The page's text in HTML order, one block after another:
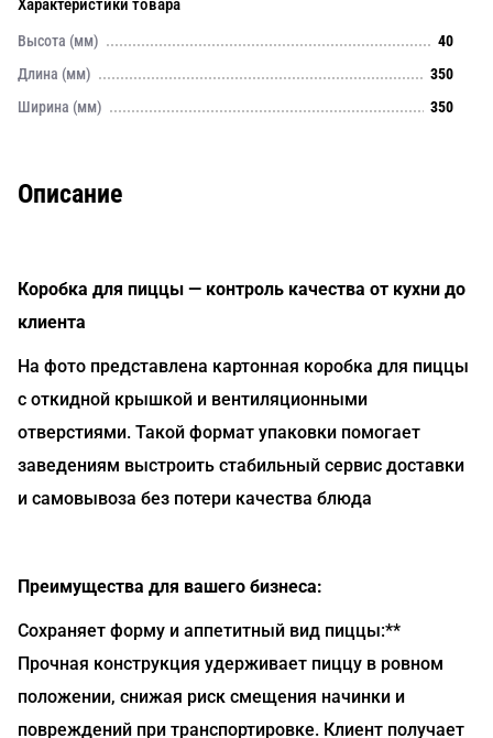
Характеристики товара
Высота (мм)
40
Длина (мм)
350
Ширина (мм)
350
Описание
Коробка для пиццы — контроль качества от кухни до
клиента
На фото представлена картонная коробка для пиццы
с откидной крышкой и вентиляционными
отверстиями. Такой формат упаковки помогает
заведениям выстроить стабильный сервис доставки
и самовывоза без потери качества блюда
Преимущества для вашего бизнеса:
Сохраняет форму и аппетитный вид пиццы:**
Прочная конструкция удерживает пиццу в ровном
положении, снижая риск смещения начинки и
повреждений при транспортировке. Клиент получает